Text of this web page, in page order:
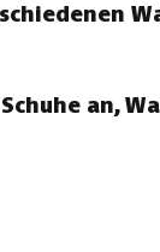
an,